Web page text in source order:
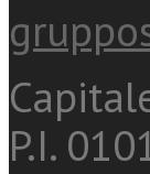
P.I.